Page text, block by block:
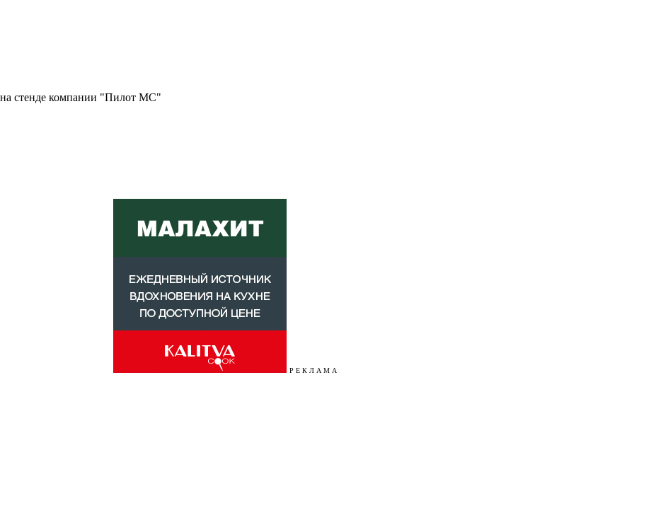
стенде компании "Пилот МС"
Р Е К Л А М А